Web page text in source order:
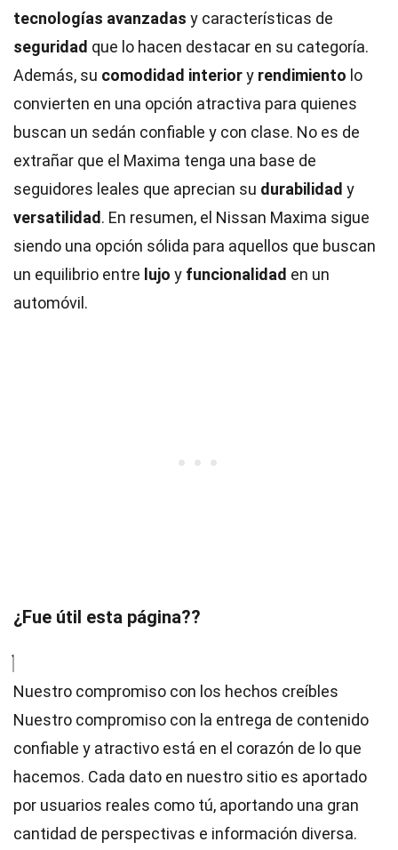
tecnologías avanzadas y características de
seguridad que lo hacen destacar en su categoría.
Además, su comodidad interiory rendimiento lo
convierten en una opción atractiva para quienes
buscan un sedán confiable y con clase. No es de
extrañar que el Maxima tenga una base de
seguidores leales que aprecian su durabilidad y
versatilidad . En resumen, el Nissan Maxima sigue
siendo una opción sólida para aquellos que buscan
un equilibrio entre lujo y funcionalidad en un
automóvil.
¿Fue útil esta página??
Nuestro compromiso con los hechos creíbles
Nuestro compromiso con la entrega de contenido
confiable y atractivo está en el corazón de lo que
hacemos. Cada dato en nuestro sitio es aportado
por usuarios reales como tú, aportando una gran
cantidad de perspectivas e información diversa.